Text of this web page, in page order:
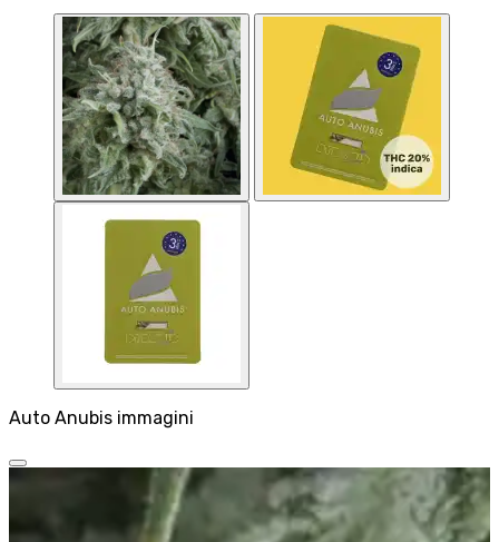
Auto Anubis immagini